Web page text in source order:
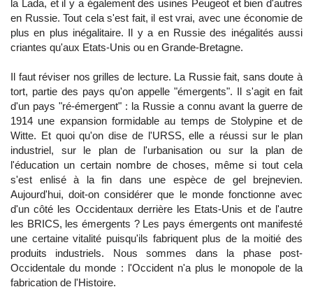
la Lada, et il y a également des usines Peugeot et bien d'autres
en Russie. Tout cela s'est fait, il est vrai, avec une économie de
plus en plus inégalitaire. Il y a en Russie des inégalités aussi
criantes qu'aux Etats-Unis ou en Grande-Bretagne.
Il faut réviser nos grilles de lecture. La Russie fait, sans doute à
tort, partie des pays qu'on appelle "émergents". Il s'agit en fait
d'un pays "ré-émergent" : la Russie a connu avant la guerre de
1914 une expansion formidable au temps de Stolypine et de
Witte. Et quoi qu'on dise de l'URSS, elle a réussi sur le plan
industriel, sur le plan de l'urbanisation ou sur la plan de
l'éducation un certain nombre de choses, même si tout cela
s'est enlisé à la fin dans une espèce de gel brejnevien.
Aujourd'hui, doit-on considérer que le monde fonctionne avec
d'un côté les Occidentaux derrière les Etats-Unis et de l'autre
les BRICS, les émergents ? Les pays émergents ont manifesté
une certaine vitalité puisqu'ils fabriquent plus de la moitié des
produits industriels. Nous sommes dans la phase post-
Occidentale du monde : l'Occident n'a plus le monopole de la
fabrication de l'Histoire.